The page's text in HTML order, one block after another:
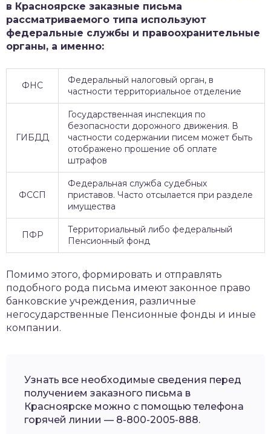
в Красноярске заказные письма
рассматриваемого типа используют
федеральные службы и правоохранительные
органы, а именно:
ФНС
Федеральный налоговый орган, в
частности территориальное отделение
ГИБДД
Государственная инспекция по
безопасности дорожного движения. В
частности содержании писем может быть
отображено прошение об оплате
штрафов
ФССП
Федеральная служба судебных
приставов. Часто отсылается при разделе
имущества
ПФР
Территориальный либо федеральный
Пенсионный фонд
Помимо этого, формировать и отправлять
подобного рода письма имеют законное право
банковские учреждения, различные
негосударственные Пенсионные фонды и иные
компании.
Узнать все необходимые сведения перед
получением заказного письма в
Красноярске можно с помощью телефона
горячей линии — 8-800-2005-888.